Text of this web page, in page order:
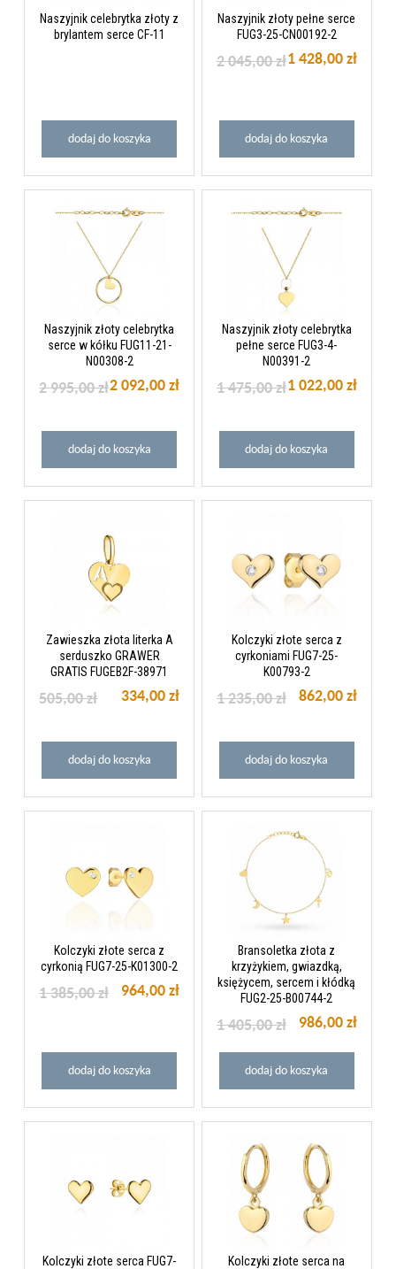
Naszyjnik celebrytka złoty z
brylantem serce CF-11
dodaj do koszyka
Naszyjnik złoty pełne serce
FUG3-25-CN00192-2
1 428,00 zł
2 045,00 zł
dodaj do koszyka
Naszyjnik złoty celebrytka
serce w kółku FUG11-21-
N00308-2
2 092,00 zł
2 995,00 zł
dodaj do koszyka
Naszyjnik złoty celebrytka
pełne serce FUG3-4-
N00391-2
1 022,00 zł
1 475,00 zł
dodaj do koszyka
Zawieszka złota literka A
serduszko GRAWER
GRATIS FUGEB2F-38971
334,00 zł
505,00 zł
dodaj do koszyka
Kolczyki złote serca z
cyrkoniami FUG7-25-
K00793-2
862,00 zł
1 235,00 zł
dodaj do koszyka
Kolczyki złote serca z
cyrkonią FUG7-25-K01300-2
964,00 zł
1 385,00 zł
dodaj do koszyka
Bransoletka złota z
krzyżykiem, gwiazdką,
księżycem, sercem i kłódką
FUG2-25-B00744-2
986,00 zł
1 405,00 zł
dodaj do koszyka
Kolczyki złote serca FUG7-
Kolczyki złote serca na